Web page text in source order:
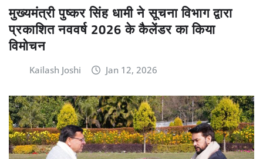
मुख्यमंत्री पुष्कर सिंह धामी ने सूचना विभाग द्वारा
प्रकाशित नववर्ष 2026 के कैलेंडर का किया
विमोचन
Kailash Joshi Jan 12, 2026